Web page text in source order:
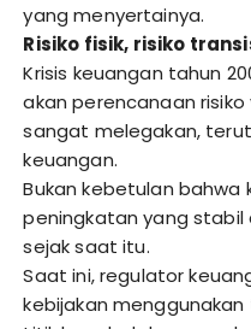
yang menyertainya.
Risiko fisik, risiko
Krisis keuangan tahun
akan perencanaan
sangat melegakan,
keuangan.
Bukan kebetulan
peningkatan yang
sejak saat itu.
Saat ini, regulator
kebijakan